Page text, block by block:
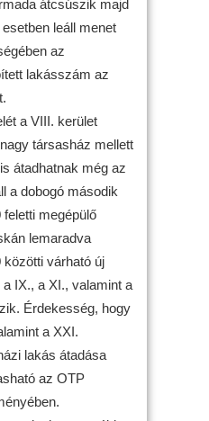
átcsúszik majd
leáll menet
az
lakásszám az
a VIII. kerület
társasház mellett
átadhatnak még az
a dobogó második
megépülő
lemaradva
közötti várható új
IX., a XI., valamint a
Érdekesség, hogy
a XXI.
lakás átadása
az OTP